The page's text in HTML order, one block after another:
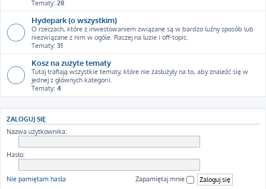
Tematy: 28
Hydepark (o wszystkim)
O rzeczach, które z inwestowaniem związane są w bardzo luźny sposób lub
niezwiązane z nim w ogóle. Raczej na luzie i off-topic.
Tematy: 31
Kosz na zużyte tematy
Tutaj trafiają wszystkie tematy, które nie zasłużyły na to, aby znaleźć się w
jednej z głównych kategorii.
Tematy: 4
ZALOGUJ SIĘ
Nazwa użytkownika:
Hasło:
Nie pamiętam hasła Zapamiętaj mnie